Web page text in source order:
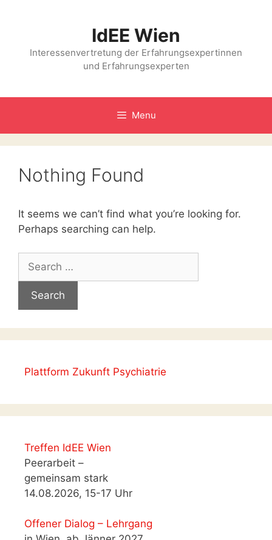
IdEE Wien
Interessenvertretung der Erfahrungsexpertinnen
und Erfahrungsexperten
Menu
Nothing Found
It seems we can’t find what you’re looking for.
Perhaps searching can help.
for:
Plattform Zukunft Psychiatrie
Treffen IdEE Wien
Peerarbeit –
gemeinsam stark
14.08.2026, 15-17 Uhr
Offener Dialog – Lehrgang